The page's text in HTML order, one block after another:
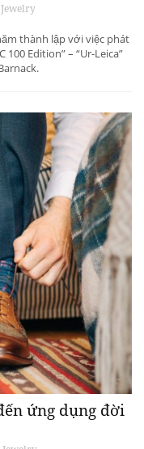
thành lập với việc phát
Edition” – “Ur-Leica”
ứng dụng đời